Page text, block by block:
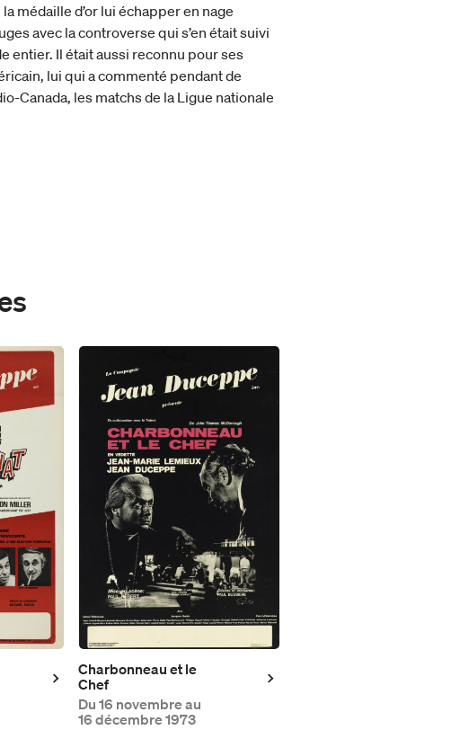
médaille d’or lui échapper en nage
avec la controverse qui s’en était suivi
entier. Il était aussi reconnu pour ses
lui qui a commenté pendant de
Canada, les matchs de la Ligue nationale
Charbonneau et le
Chef
Du 16 novembre au
16 décembre 1973